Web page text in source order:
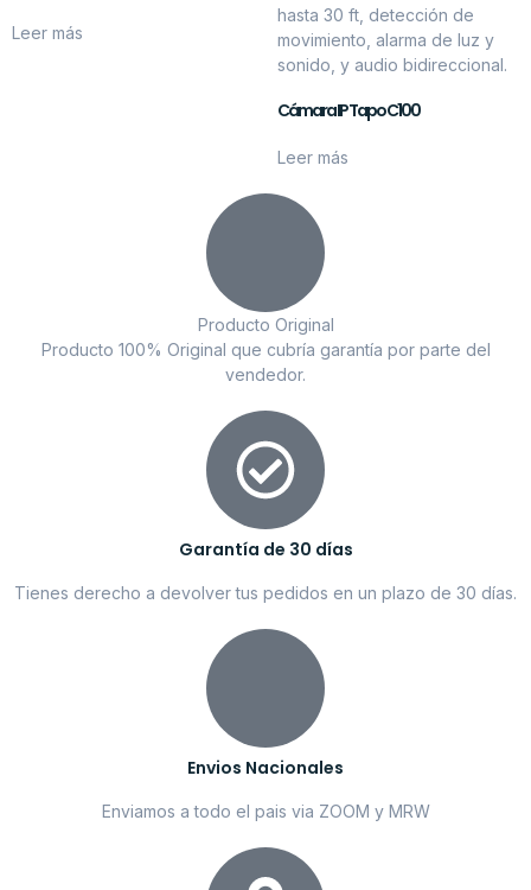
Leer más
Cámara IP Tapo C100
Leer más
Producto Original
Producto 100% Original que cubría garantía por parte del
vendedor.
Garantía de 30 días
Tienes derecho a devolver tus pedidos en un plazo de 30 días.
Envios Nacionales
Enviamos a todo el pais via ZOOM y MRW